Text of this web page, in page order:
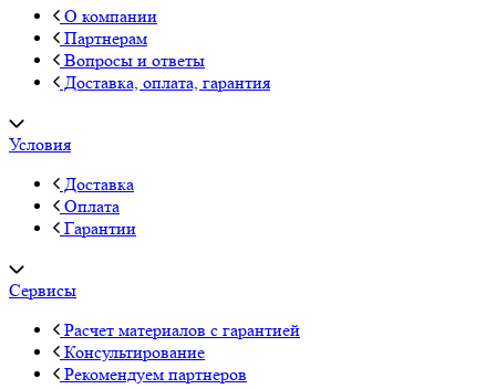
О компании
Партнерам
Вопросы и ответы
Доставка, оплата, гарантия
Условия
Доставка
Оплата
Гарантии
Сервисы
Расчет материалов с гарантией
Консультирование
Рекомендуем партнеров